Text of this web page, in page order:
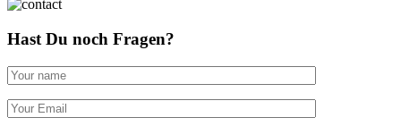
Hast Du noch Fragen?